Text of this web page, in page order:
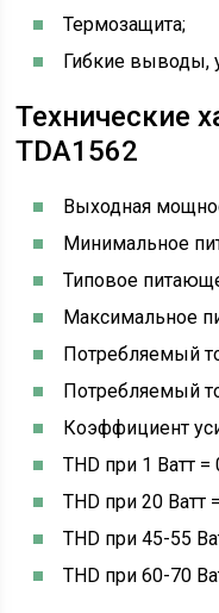
Термозащита;
Гибкие выводы,
Технические
TDA1562
Выходная
Минимальное
Типовое
Максимальное
Потребляемый
Потребляемый
Коэффициент
THD при 1 Ватт =
THD при 20 Ватт
THD при 45-55
THD при 60-70